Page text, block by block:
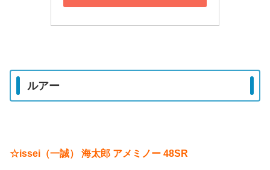
ルアー
☆issei（一誠） 海太郎 アメミノー 48SR